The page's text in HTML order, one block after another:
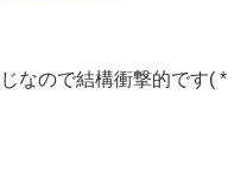
なので結構衝撃的です( *